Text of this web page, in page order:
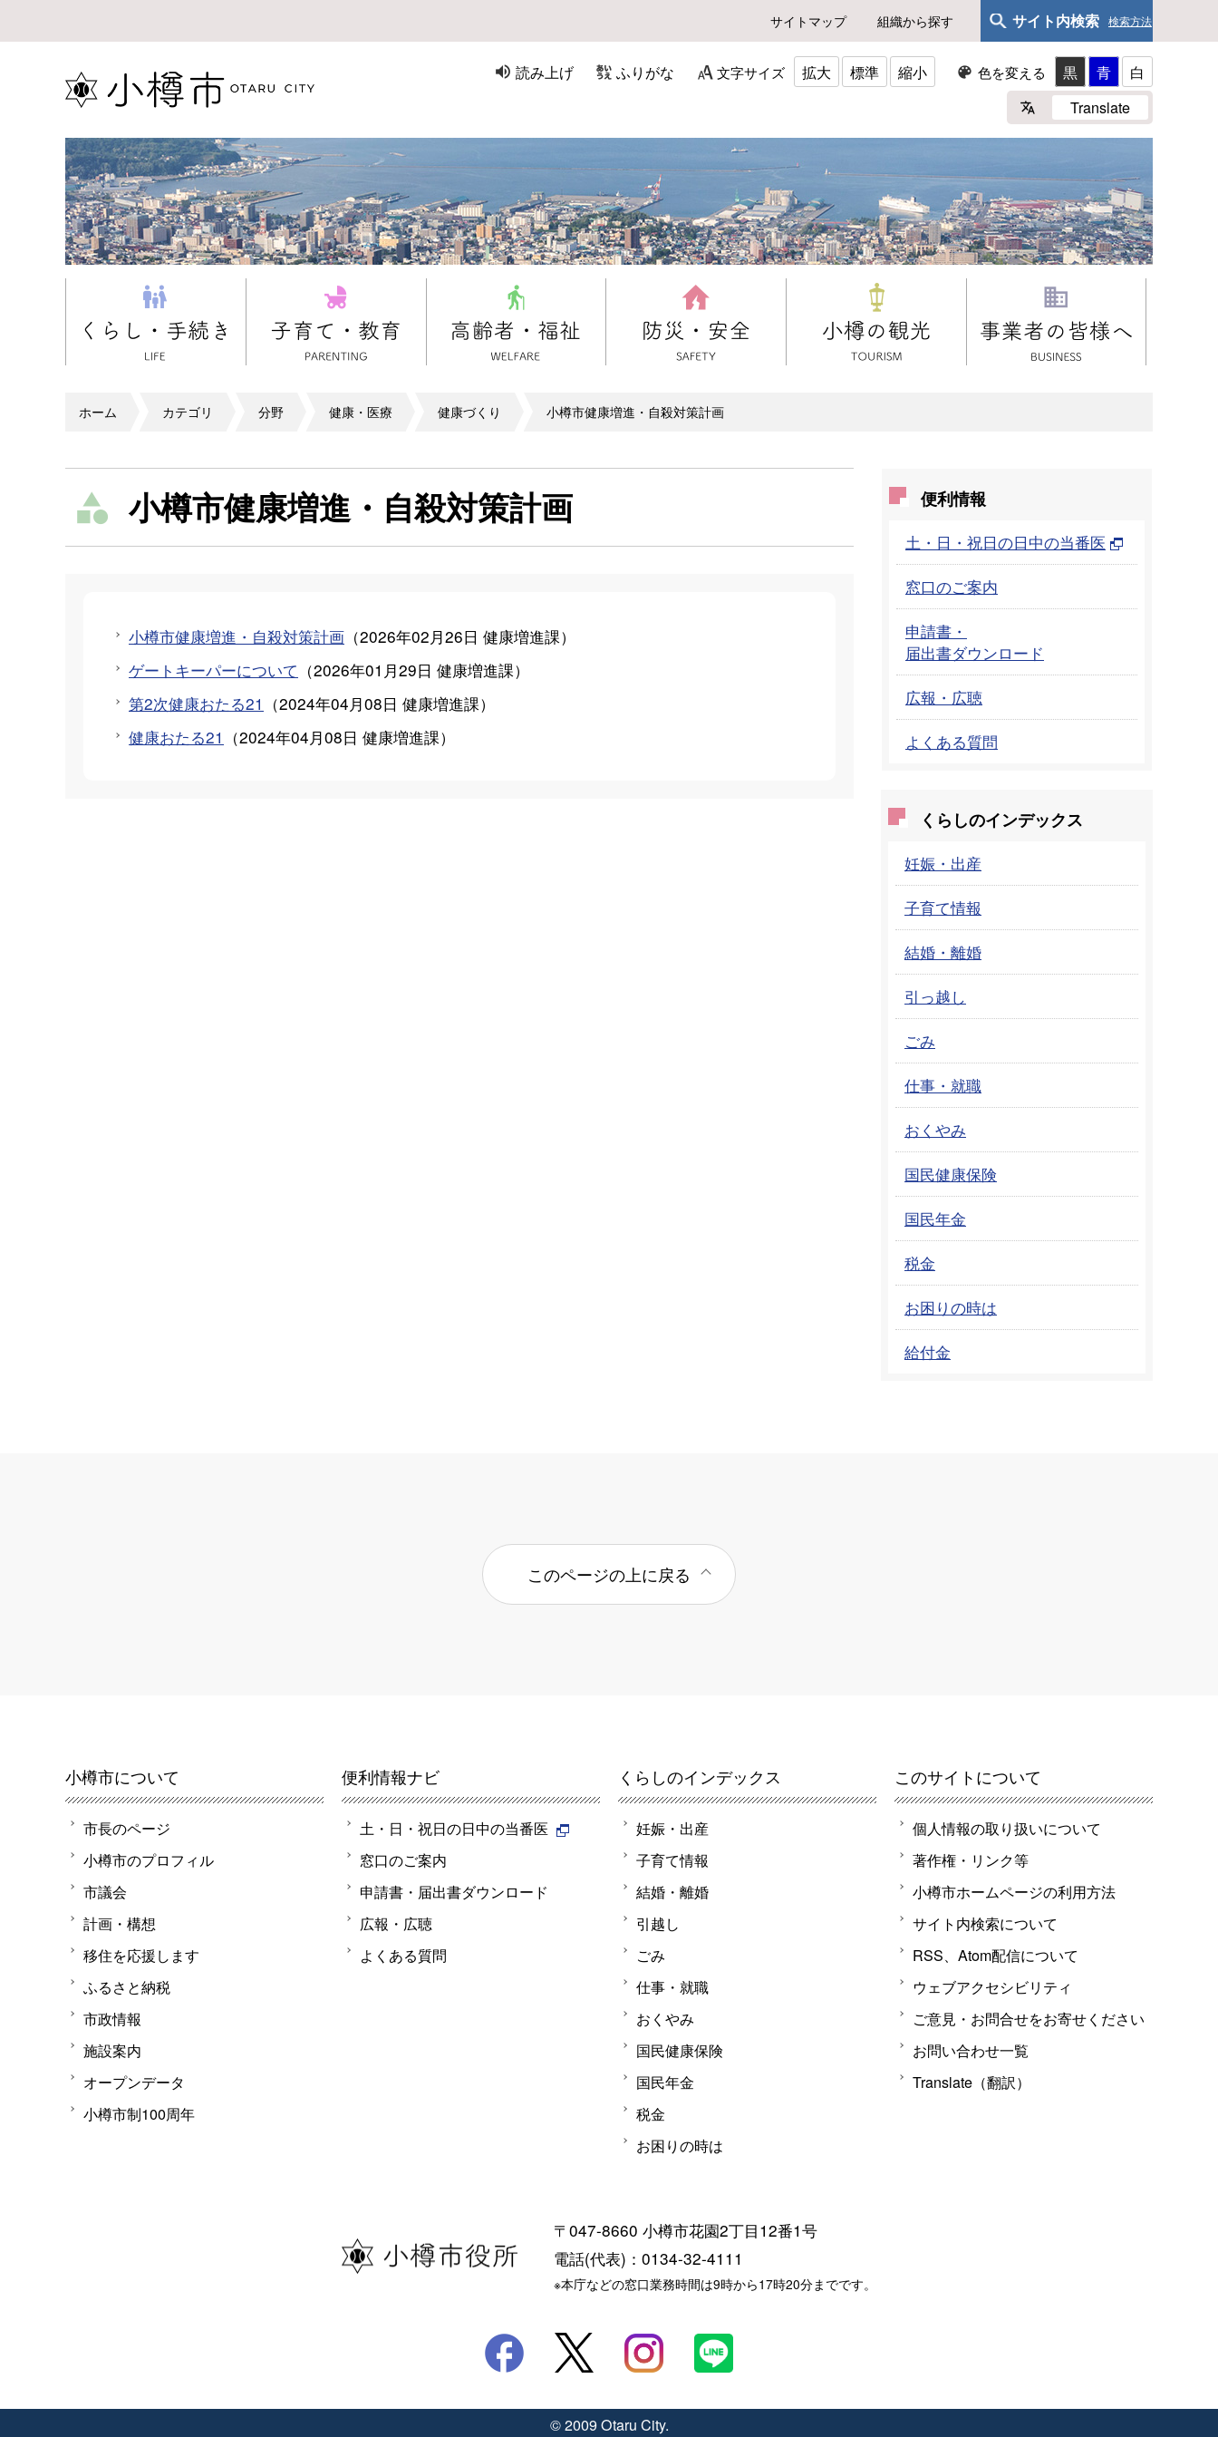
サイトマップ 組織から探す サイト内検索 検索方法
読み上げ ふりがな 文字サイズ 拡大 標準 縮小 色を変える 黒 青
白
Translate
ホーム カテゴリ 分野 健康・医療 健康づくり 小樽市健康増進・自殺対策計画
小樽市健康増進・自殺対策計画
小樽市健康増進・自殺対策計画 （2026年02月26日 健康増進課）
ゲートキーパーについて （2026年01月29日 健康増進課）
第2次健康おたる21 （2024年04月08日 健康増進課）
健康おたる21 （2024年04月08日 健康増進課）
便利情報
土・日・祝日の日中の当番医
窓口のご案内
申請書・
届出書ダウンロード
広報・広聴
よくある質問
くらしのインデックス
妊娠・出産
子育て情報
結婚・離婚
引っ越し
ごみ
仕事・就職
おくやみ
国民健康保険
国民年金
税金
お困りの時は
給付金
このページの上に戻る
小樽市について
市長のページ
小樽市のプロフィル
市議会
計画・構想
移住を応援します
ふるさと納税
市政情報
施設案内
オープンデータ
小樽市制100周年
便利情報ナビ
土・日・祝日の日中の当番医
窓口のご案内
申請書・届出書ダウンロード
広報・広聴
よくある質問
くらしのインデックス
妊娠・出産
子育て情報
結婚・離婚
引越し
ごみ
仕事・就職
おくやみ
国民健康保険
国民年金
税金
お困りの時は
このサイトについて
個人情報の取り扱いについて
著作権・リンク等
小樽市ホームページの利用方法
サイト内検索について
RSS、Atom配信について
ウェブアクセシビリティ
ご意見・お問合せをお寄せください
お問い合わせ一覧
Translate（翻訳）
〒047-8660 小樽市花園2丁目12番1号
電話(代表)：0134-32-4111
※本庁などの窓口業務時間は9時から17時20分までです。
© 2009 Otaru City.